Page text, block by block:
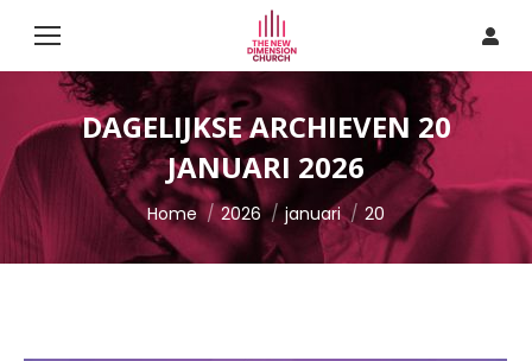
DAGELIJKSE ARCHIEVEN 20
JANUARI 2026
Je bent hier:
Home 2026 januari 20